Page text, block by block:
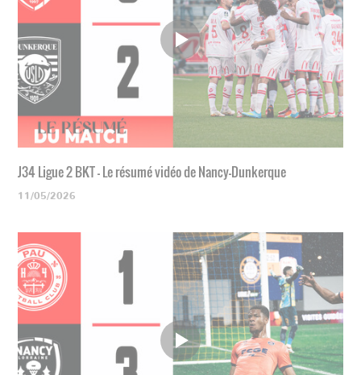
J34 Ligue 2 BKT - Le résumé vidéo de Nancy-Dunkerque
11/05/2026